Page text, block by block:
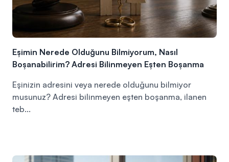
Eşimin Nerede Olduğunu Bilmiyorum, Nasıl
Boşanabilirim? Adresi Bilinmeyen Eşten Boşanma
Eşinizin adresini veya nerede olduğunu bilmiyor
musunuz? Adresi bilinmeyen eşten boşanma, ilanen
teb...